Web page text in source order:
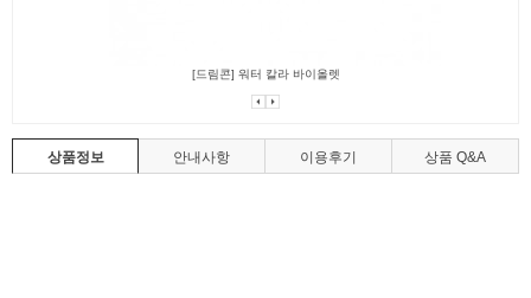
[드림콘] 워터 칼라 바이올렛
상품정보 안내사항 이용후기 상품 Q&A